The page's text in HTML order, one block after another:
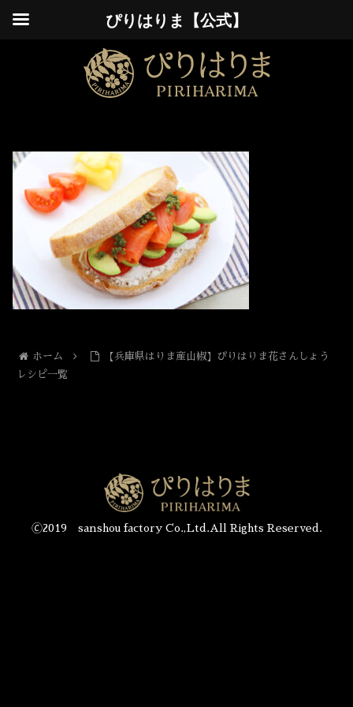
ホーム
【兵庫県はりま産山椒】ぴりはりま花さんしょう
レシピ一覧
🄫2019 sanshou factory Co.,Ltd.All Rights Reserved.
ぴりはりま【公式】